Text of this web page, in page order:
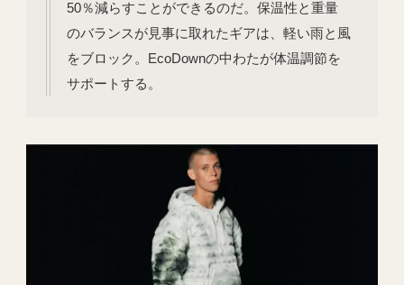
50％減らすことができるのだ。保温性と重量
のバランスが見事に取れたギアは、軽い雨と風
をブロック。EcoDownの中わたが体温調節を
サポートする。